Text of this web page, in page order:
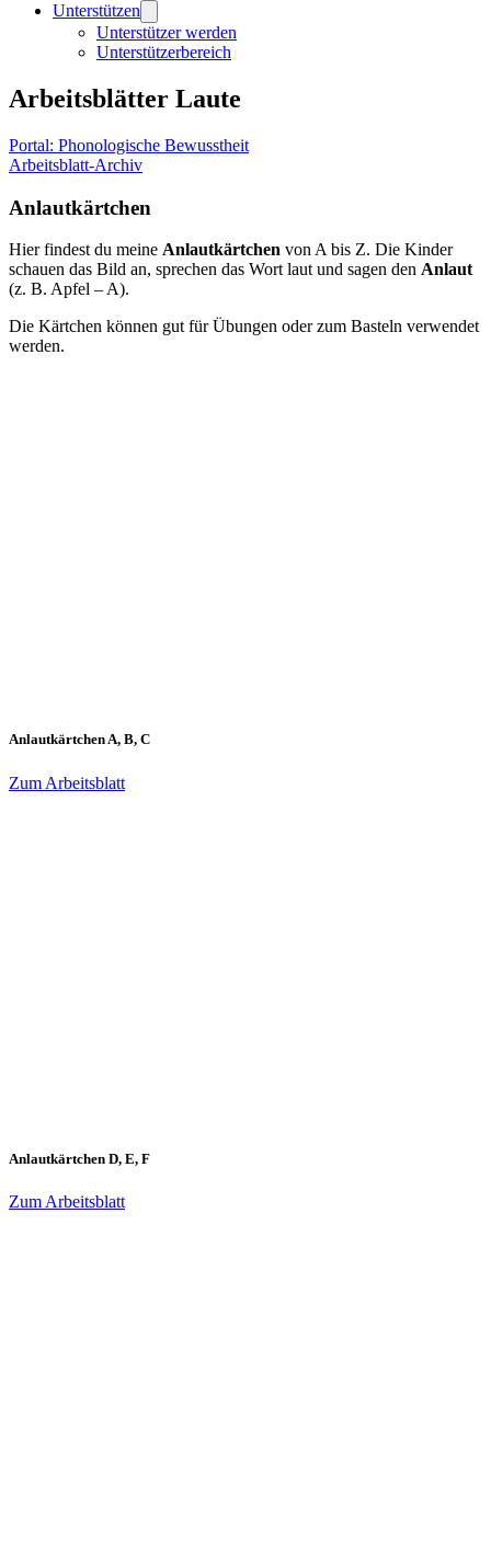
Unterstützen
Unterstützer werden
Unterstützerbereich
Arbeitsblätter Laute
Portal: Phonologische Bewusstheit
Arbeitsblatt-Archiv
Anlautkärtchen
Hier findest du meine Anlautkärtchen von A bis Z. Die Kinder
schauen das Bild an, sprechen das Wort laut und sagen den Anlaut
(z. B. Apfel – A).
Die Kärtchen können gut für Übungen oder zum Basteln verwendet
werden.
Anlautkärtchen A, B, C
Zum Arbeitsblatt
Anlautkärtchen D, E, F
Zum Arbeitsblatt